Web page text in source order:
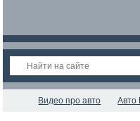
Видео про авто Авто